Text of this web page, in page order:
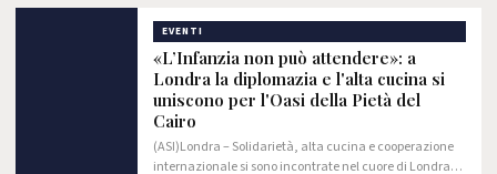
EVENTI
«L’Infanzia non può attendere»: a
Londra la diplomazia e l'alta cucina si
uniscono per l'Oasi della Pietà del
Cairo
(ASI)Londra – Solidarietà, alta cucina e cooperazione
internazionale si sono incontrate nel cuore di Londra